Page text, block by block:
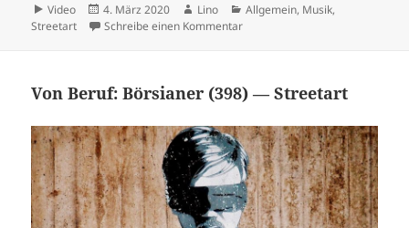
Format
Video
Veröffentlicht
am
4. März 2020 Autor
Lino Kategorien
Allgemein, Musik,
Streetart
Schreibe einen Kommentarzu Berlin Contingent – This is
Von Beruf: Börsianer (398) — Streetart